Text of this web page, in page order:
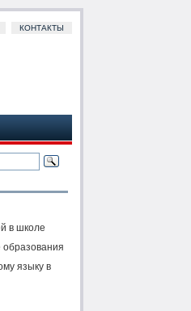
КОНТАКТЫ
в школе
языку в